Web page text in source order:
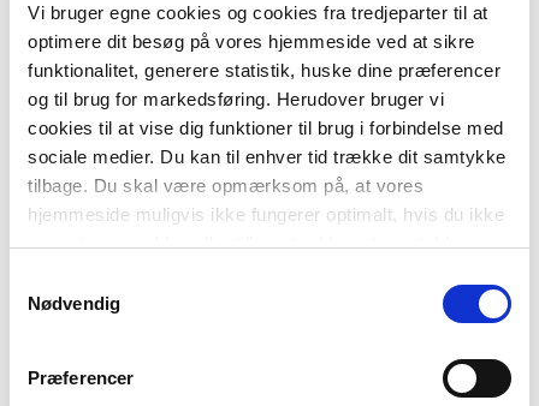
Vi bruger egne cookies og cookies fra tredjeparter til at
optimere dit besøg på vores hjemmeside ved at sikre
funktionalitet, generere statistik, huske dine præferencer
og til brug for markedsføring. Herudover bruger vi
cookies til at vise dig funktioner til brug i forbindelse med
sociale medier. Du kan til enhver tid trække dit samtykke
tilbage. Du skal være opmærksom på, at vores
hjemmeside muligvis ikke fungerer optimalt, hvis du ikke
accepterer cookies eller tilbagetrækker et samtykke.
Nødvendig
Præferencer
NIVEAU
0. klasse 1. klasse 2. klasse 3. klasse
FORMAT
Flergangsbog
ISBN
9788723579126